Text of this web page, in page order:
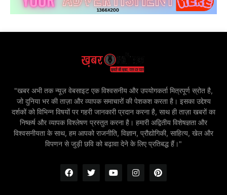
"खबर अभी तक न्यूज़ वेबसाइट एक विश्वसनीय और उपयोगकर्ता मित्रपूर्ण स्रोत है,
जो दुनिया भर की ताज़ा और व्यापक समाचारों की पेशकश करता है। इसका उद्देश्य
दर्शकों को विभिन्न विषयों पर गहरी जानकारी प्रदान करना है, साथ ही ताज़ा खबरों का
निष्कर्ष और व्यापक विश्लेषण प्रस्तुत करना है। हमारी अद्वितीय विशेषज्ञता और
विश्वसनीयता के साथ, हम आपको राजनीति, विज्ञान, प्रौद्योगिकी, साहित्य, खेल और
विपणन से जुड़ी छवि को बढ़ावा देने के लिए प्रतिबद्ध हैं।"